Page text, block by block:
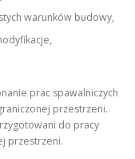
warunków budowy,
prac spawalniczych
przestrzeni.
do pracy
przestrzeni.